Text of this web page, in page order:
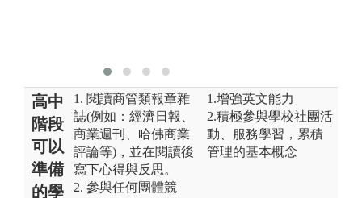
高中
階段
可以
準備
的學
1. 閱讀商管類報章雜
誌(例如：經濟日報、
商業週刊、哈佛商業
評論等)，並在閱讀後
寫下心得與反思。
2. 參與任何團體競
1.增強英文能力
2.積極參與學校社團活
動、服務學習，累積
管理的基本概念